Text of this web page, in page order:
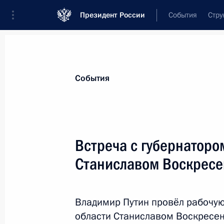
Президент России События
Встреча с губернатором
Воскресенским
События
Встреча с
Станиславом
Владимир Путин провёл
области Станиславом